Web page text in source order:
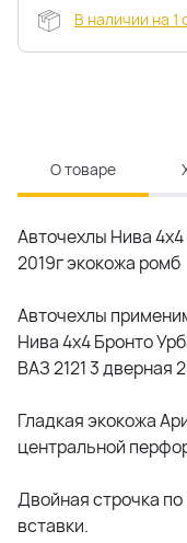
В наличии на 1
О товаре
Авточехлы Нива 4x4
2019г экокожа ромб
Авточехлы
Нива 4x4 Бронто
ВАЗ 2121 3 дверная
Гладкая экокожа
центральной
Двойная строчка
вставки.